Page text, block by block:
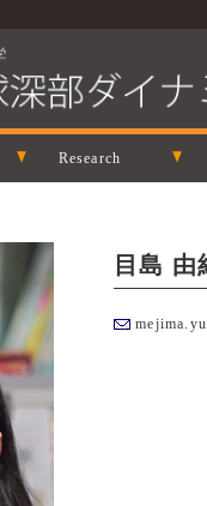
Research
目島